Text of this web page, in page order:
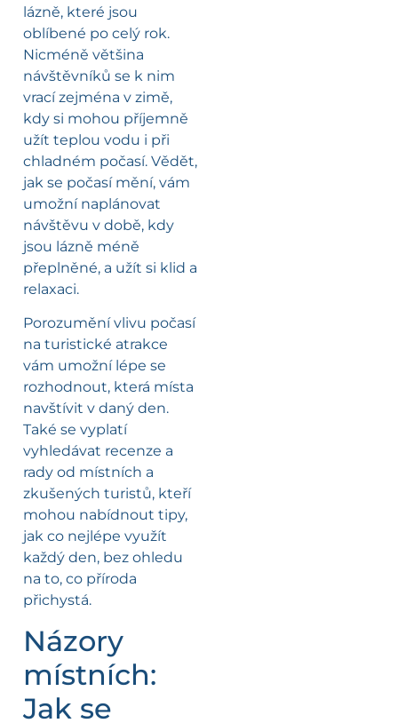
lázně, které jsou
oblíbené po celý rok.
Nicméně většina
návštěvníků se k nim
vrací zejména v zimě,
kdy si mohou příjemně
užít teplou vodu i při
chladném počasí. Vědět,
jak se počasí mění, vám
umožní naplánovat
návštěvu v době, kdy
jsou lázně méně
přeplněné, a užít si klid a
relaxaci.
Porozumění vlivu počasí
na turistické atrakce
vám umožní lépe se
rozhodnout, která místa
navštívit v daný den.
Také se vyplatí
vyhledávat recenze a
rady od místních a
zkušených turistů, kteří
mohou nabídnout tipy,
jak co nejlépe využít
každý den, bez ohledu
na to, co příroda
přichystá.
Názory
místních:
Jak se